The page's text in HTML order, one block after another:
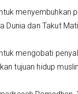
menyembuhkan
Dunia dan Takut
mengobati
tujuan hidup